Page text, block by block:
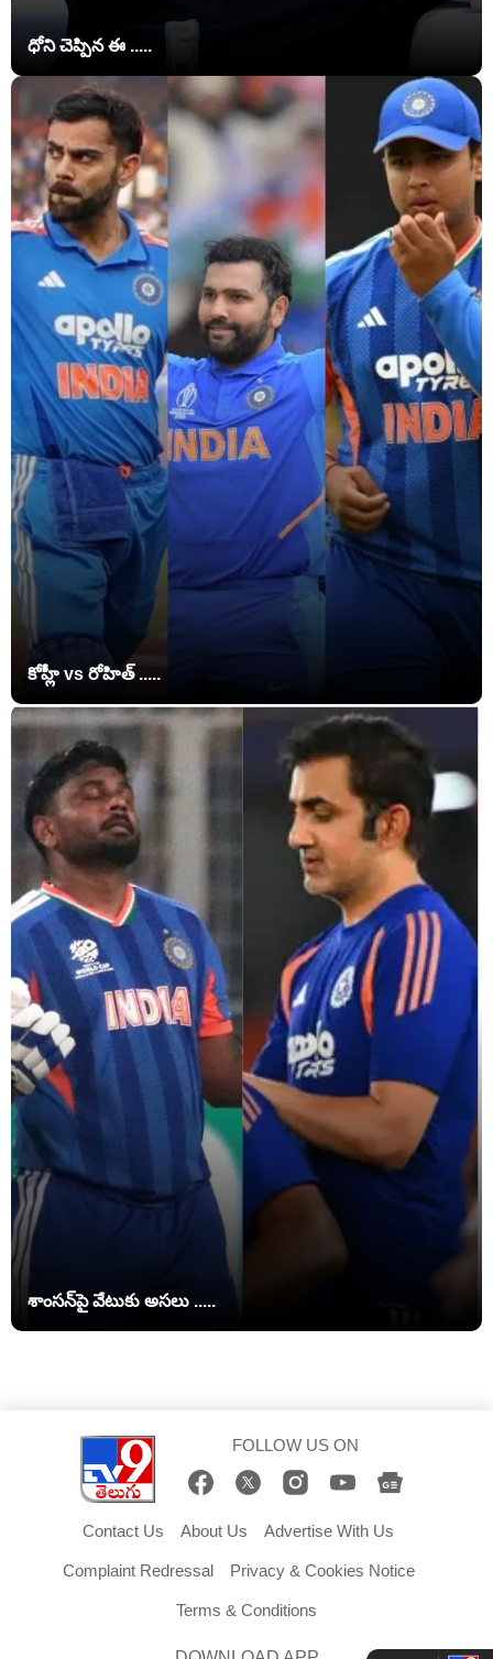
ధోని చెప్పిన ఈ .....
కోహ్లీ vs రోహిత్ .....
శాంసన్‌పై వేటుకు అసలు .....
FOLLOW US ON
Contact Us About Us Advertise With Us
Complaint Redressal Privacy & Cookies Notice
Terms & Conditions